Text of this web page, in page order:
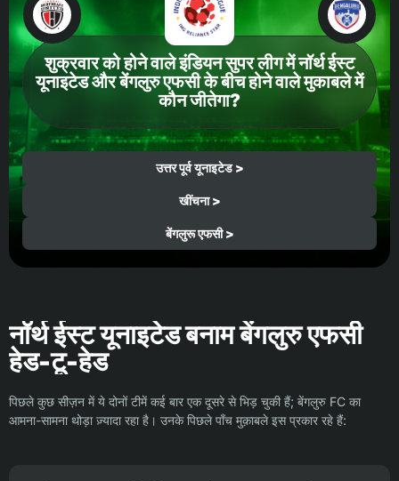
शुक्रवार को होने वाले इंडियन सुपर लीग में नॉर्थ ईस्ट
यूनाइटेड और बेंगलुरु एफसी के बीच होने वाले मुकाबले में
कौन जीतेगा?
उत्तर पूर्व यूनाइटेड >
खींचना >
बेंगलुरू एफसी >
नॉर्थ ईस्ट यूनाइटेड बनाम बेंगलुरु एफसी
हेड-टू-हेड
पिछले कुछ सीज़न में ये दोनों टीमें कई बार एक दूसरे से भिड़ चुकी हैं; बेंगलुरु FC का
आमना-सामना थोड़ा ज़्यादा रहा है। उनके पिछले पाँच मुक़ाबले इस प्रकार रहे हैं: